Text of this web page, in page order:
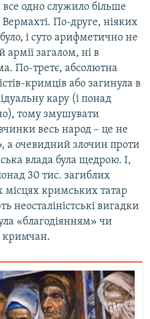
одно служило більше
По-друге, ніяких
і суто арифметично не
армії загалом, ні в
По-третє, абсолютна
кримців або загинула в
кару (і понад
тому змушувати
весь народ – це не
а очевидний злочин проти
влада була щедрою. І,
30 тис. загиблих
місцях кримських татар
неосталіністські вигадки
«благодіянням» чи
кримчан.